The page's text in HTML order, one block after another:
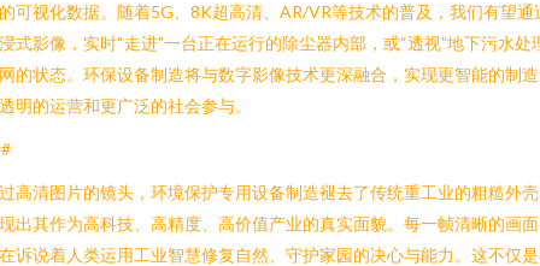
可视化数据。随着5G、8K超高清、AR/VR等技术的普及，我们有望通
式影像，实时“走进”一台正在运行的除尘器内部，或“透视”地下污水处
的状态。环保设备制造将与数字影像技术更深融合，实现更智能的制
明的运营和更广泛的社会参与。
高清图片的镜头，环境保护专用设备制造褪去了传统重工业的粗糙外
出其作为高科技、高精度、高价值产业的真实面貌。每一帧清晰的画
诉说着人类运用工业智慧修复自然、守护家园的决心与能力。这不仅